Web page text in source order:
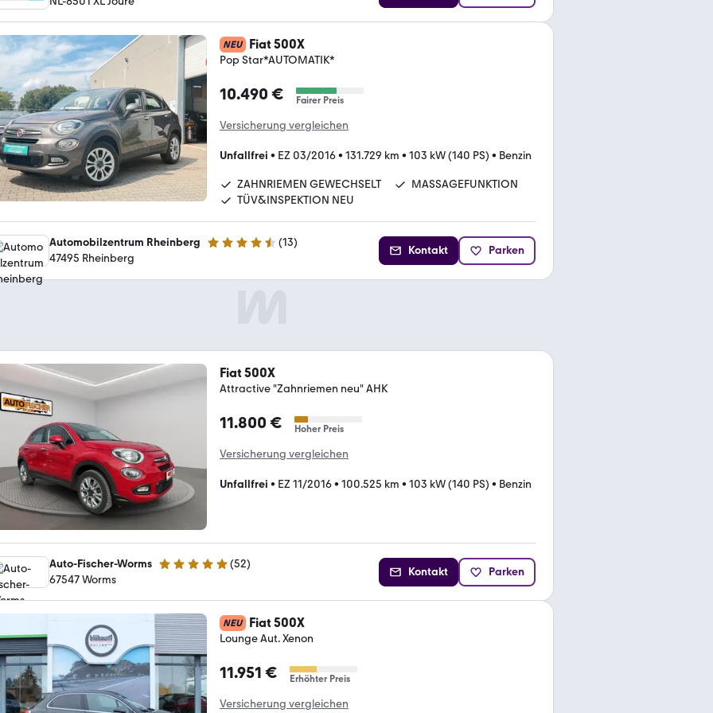
NEU Fiat 500X
Pop Star*AUTOMATIK*
10.490 € Fairer Preis
Versicherung vergleichen
Unfallfrei • EZ 03/2016• 131.729 km • 103 kW (140 PS) • Benzin
ZAHNRIEMEN GEWECHSELT
MASSAGEFUNKTION
TÜV&INSPEKTION NEU
Automobilzentrum Rheinberg 4.7 Sterne (13)
47495 Rheinberg
Kontakt Parken
Fiat 500X
Attractive "Zahnriemen neu" AHK
11.800 € Hoher Preis
Versicherung vergleichen
Unfallfrei • EZ 11/2016• 100.525 km • 103 kW (140 PS) • Benzin
Auto-Fischer-Worms 4.9 Sterne (52)
67547 Worms
Kontakt Parken
NEU Fiat 500X
Lounge Aut. Xenon
11.951 € Erhöhter Preis
Versicherung vergleichen